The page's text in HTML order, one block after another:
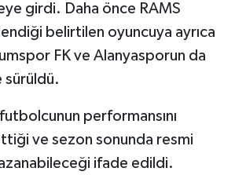
girdi. Daha önce RAMS
belirtilen oyuncuya ayrıca
FK ve Alanyasporun da
sürüldü.
performansını
ve sezon sonunda resmi
ifade edildi.